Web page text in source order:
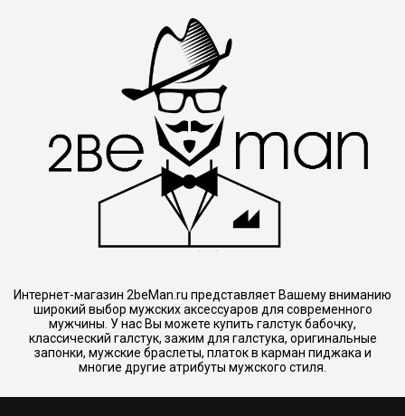
Интернет-магазин 2beMan.ru представляет Вашему вниманию
широкий выбор мужских аксессуаров для современного
мужчины. У нас Вы можете купить галстук бабочку,
классический галстук, зажим для галстука, оригинальные
запонки, мужские браслеты, платок в карман пиджака и
многие другие атрибуты мужского стиля.